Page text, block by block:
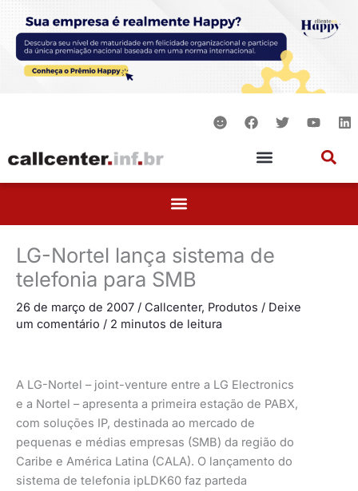
conteúdo
S
m
F
a
e
b
o
T
w
e
Y
o
b
L
i
d
LG-Nortel lança sistema de
telefonia para SMB
26 de março de 2007 / Callcenter, Produtos / Deixe
um comentário / 2 minutos de leitura
A LG-Nortel – joint-venture entre a LG Electronics
e a Nortel – apresenta a primeira estação de PABX,
com soluções IP, destinada ao mercado de
pequenas e médias empresas (SMB) da região do
Caribe e América Latina (CALA). O lançamento do
sistema de telefonia ipLDK60 faz parteda